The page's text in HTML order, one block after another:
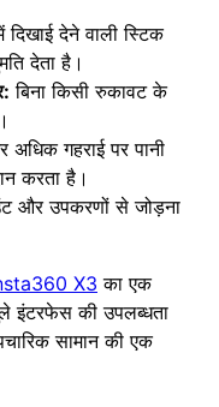
देने वाली स्टिक
देता है।
बिना किसी रुकावट के
अधिक गहराई पर पानी
करता है।
और उपकरणों से जोड़ना
X3 का एक
इंटरफेस की उपलब्धता
सामान की एक